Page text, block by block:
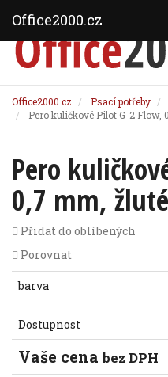
Office2000.cz Psací potřeby
Pero kuličkové Pilot G-2 Flow,
Pero
0,7 mm, žluté
Přidat do oblíbených
Porovnat
barva
Dostupnost
Vaše cena bez DPH
Office2000.cz